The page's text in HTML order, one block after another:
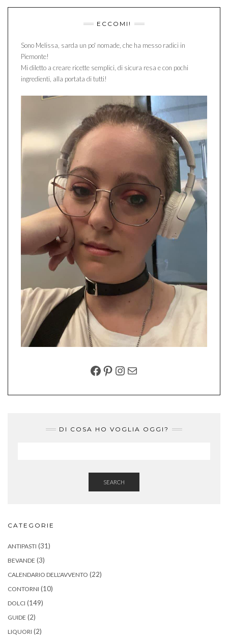
ECCOMI!
Sono Melissa, sarda un po' nomade, che ha messo radici in
Piemonte!
Mi diletto a creare ricette semplici, di sicura resa e con pochi
ingredienti, alla portata di tutti!
FACEBOOK
PINTEREST
INSTAGRAM
EMAIL
DI COSA HO VOGLIA OGGI?
SEARCH
CATEGORIE
ANTIPASTI (31)
BEVANDE (3)
CALENDARIO DELL'AVVENTO (22)
CONTORNI (10)
DOLCI (149)
GUIDE (2)
LIQUORI (2)